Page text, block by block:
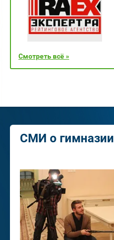
Смотреть всё »
СМИ о гимназии